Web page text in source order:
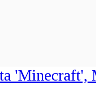
'Minecraft',